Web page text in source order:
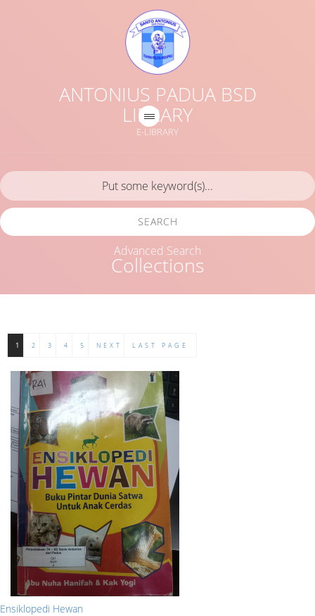
ANTONIUS PADUA BSD
LIBRARY
E-LIBRARY
Collections
SEARCH
Advanced Search
1 2 3 4 5 NEXT LAST PAGE
Ensiklopedi Hewan